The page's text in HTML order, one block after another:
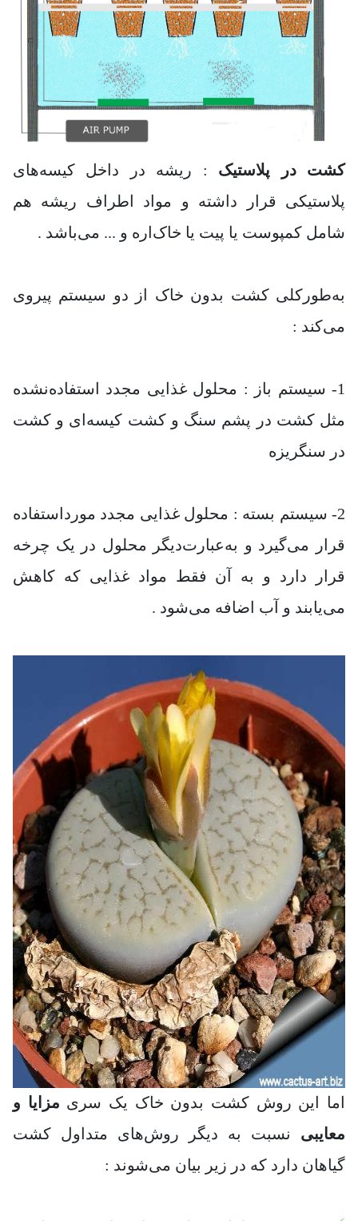
کشت در پلاستیک : ریشه در داخل کیسه‌های
پلاستیکی قرار داشته و مواد اطراف ریشه هم
شامل کمپوست یا پیت یا خاک‌اره و ... می‌باشد .
به‌طورکلی کشت بدون خاک از دو سیستم پیروی
می‌کند :
1- سیستم باز : محلول غذایی مجدد استفاده‌نشده
مثل کشت در پشم سنگ و کشت کیسه‌ای و کشت
در سنگریزه
2- سیستم بسته : محلول غذایی مجدد مورداستفاده
قرار می‌گیرد و به‌عبارت‌دیگر محلول در یک چرخه
قرار دارد و به آن فقط مواد غذایی که کاهش
می‌یابند و آب اضافه می‌شود .
اما این روش کشت بدون خاک یک سری مزایا و
معایبی نسبت به دیگر روش‌های متداول کشت
گیاهان دارد که در زیر بیان می‌شوند :